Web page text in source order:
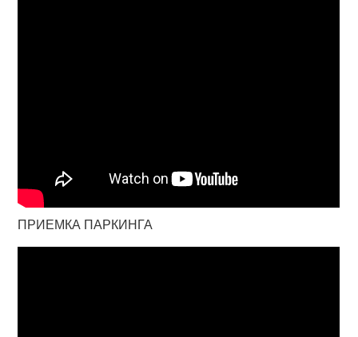
ПРИЕМКА ПАРКИНГА